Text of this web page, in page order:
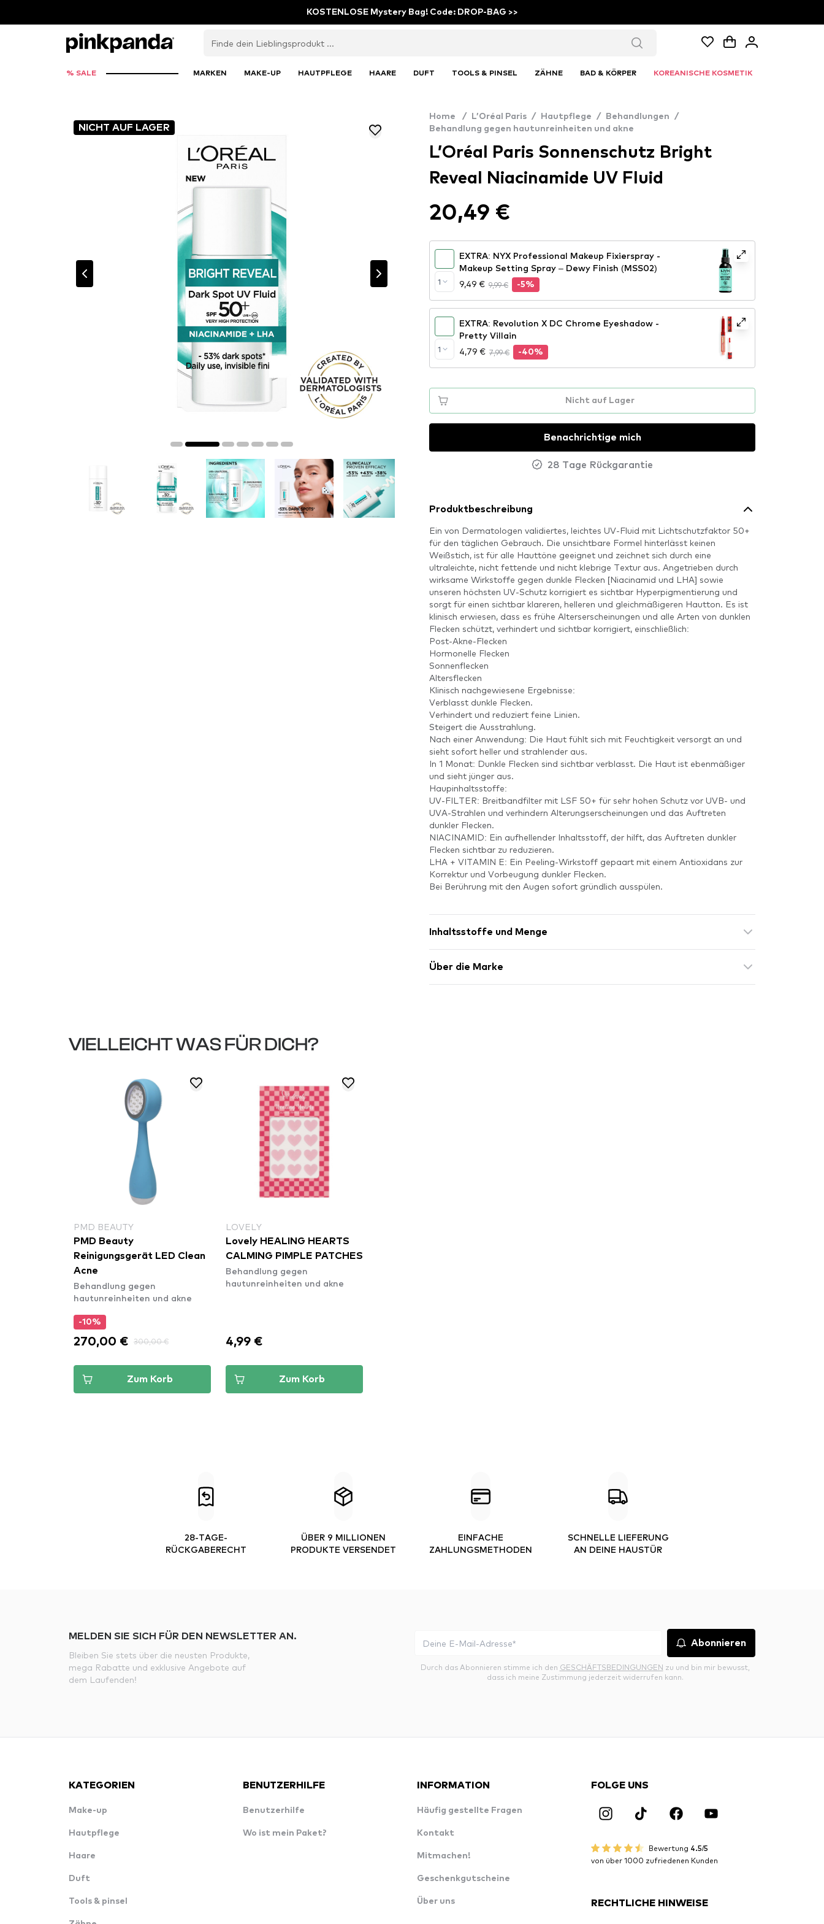
KOSTENLOSE Mystery Bag! Code: DROP-BAG >>
% SALE MARKEN MAKE-UP HAUTPFLEGE HAARE DUFT TOOLS & PINSEL ZÄHNE BAD & KÖRPER KOREANISCHE KOSMETIK
NICHT AUF LAGER
Home / L’Oréal Paris / Hautpflege / Behandlungen
/
Behandlung gegen hautunreinheiten und akne
L’Oréal Paris Sonnenschutz Bright
Reveal Niacinamide UV Fluid
20,49 €
1
EXTRA: NYX Professional Makeup Fixierspray -
Makeup Setting Spray – Dewy Finish (MSS02)
9,49 € 9,99 € -5%
1
EXTRA: Revolution X DC Chrome Eyeshadow -
Pretty Villain
4,79 € 7,99 € -40%
Nicht auf Lager
Benachrichtige mich
28 Tage Rückgarantie
Produktbeschreibung
Ein von Dermatologen validiertes, leichtes UV-Fluid mit Lichtschutzfaktor 50+
für den täglichen Gebrauch. Die unsichtbare Formel hinterlässt keinen
Weißstich, ist für alle Hauttöne geeignet und zeichnet sich durch eine
ultraleichte, nicht fettende und nicht klebrige Textur aus. Angetrieben durch
wirksame Wirkstoffe gegen dunkle Flecken [Niacinamid und LHA] sowie
unseren höchsten UV-Schutz korrigiert es sichtbar Hyperpigmentierung und
sorgt für einen sichtbar klareren, helleren und gleichmäßigeren Hautton. Es ist
klinisch erwiesen, dass es frühe Alterserscheinungen und alle Arten von dunklen
Flecken schützt, verhindert und sichtbar korrigiert, einschließlich:
Post-Akne-Flecken
Hormonelle Flecken
Sonnenflecken
Altersflecken
Klinisch nachgewiesene Ergebnisse:
Verblasst dunkle Flecken.
Verhindert und reduziert feine Linien.
Steigert die Ausstrahlung.
Nach einer Anwendung: Die Haut fühlt sich mit Feuchtigkeit versorgt an und
sieht sofort heller und strahlender aus.
In 1 Monat: Dunkle Flecken sind sichtbar verblasst. Die Haut ist ebenmäßiger
und sieht jünger aus.
Haupinhaltsstoffe:
UV-FILTER: Breitbandfilter mit LSF 50+ für sehr hohen Schutz vor UVB- und
UVA-Strahlen und verhindern Alterungserscheinungen und das Auftreten
dunkler Flecken.
NIACINAMID: Ein aufhellender Inhaltsstoff, der hilft, das Auftreten dunkler
Flecken sichtbar zu reduzieren.
LHA + VITAMIN E: Ein Peeling-Wirkstoff gepaart mit einem Antioxidans zur
Korrektur und Vorbeugung dunkler Flecken.
Bei Berührung mit den Augen sofort gründlich ausspülen.
Inhaltsstoffe und Menge
Über die Marke
VIELLEICHT WAS FÜR DICH?
PMD BEAUTY
PMD Beauty
Reinigungsgerät LED Clean
Acne
Behandlung gegen
hautunreinheiten und akne
-10%
270,00 € 300,00 €
Zum Korb
LOVELY
Lovely HEALING HEARTS
CALMING PIMPLE PATCHES
Behandlung gegen
hautunreinheiten und akne
4,99 €
Zum Korb
28-TAGE-
RÜCKGABERECHT
ÜBER 9 MILLIONEN
PRODUKTE VERSENDET
EINFACHE
ZAHLUNGSMETHODEN
SCHNELLE LIEFERUNG
AN DEINE HAUSTÜR
MELDEN SIE SICH FÜR DEN NEWSLETTER AN.
Bleiben Sie stets über die neusten Produkte,
mega Rabatte und exklusive Angebote auf
dem Laufenden!
Abonnieren
Durch das Abonnieren stimme ich den GESCHÄFTSBEDINGUNGEN zu und bin mir bewusst,
dass ich meine Zustimmung jederzeit widerrufen kann.
KATEGORIEN
Make-up
Hautpflege
Haare
Duft
Tools & pinsel
BENUTZERHILFE
Benutzerhilfe
Wo ist mein Paket?
INFORMATION
Häufig gestellte Fragen
Kontakt
Mitmachen!
Geschenkgutscheine
Über uns
FOLGE UNS
Bewertung 4.5/5
von über 1000 zufriedenen Kunden
RECHTLICHE HINWEISE